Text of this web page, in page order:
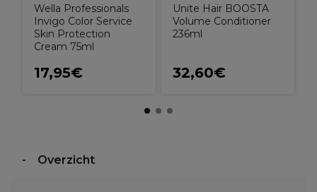
Wella Professionals
Invigo Color Service
Skin Protection
Cream 75ml
17,95€
Unite Hair BOOSTA
Volume Conditioner
236ml
32,60€
Overzicht